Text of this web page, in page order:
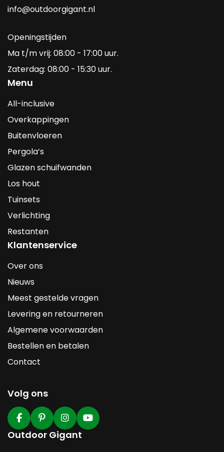
info@outdoorgigant.nl
Openingstijden
Ma t/m vrij: 08:00 - 17:00 uur.
Zaterdag: 08:00 - 15:30 uur.
Menu
All-inclusive
Overkappingen
Buitenvloeren
Pergola’s
Glazen schuifwanden
Los hout
Tuinsets
Verlichting
Restanten
Klantenservice
Over ons
Nieuws
Meest gestelde vragen
Levering en retourneren
Algemene voorwaarden
Bestellen en betalen
Contact
Volg ons
Outdoor Gigant